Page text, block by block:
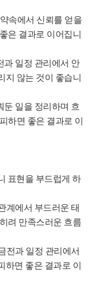
속에서 신뢰를 얻을
은 결과로 이어집니
과 일정 관리에서 안
지 않는 것이 좋습니
둔 일을 정리하며 흐
하면 좋은 결과로 이
표현을 부드럽게 하
계에서 부드러운 태
려 만족스러운 흐름
전과 일정 관리에서
하면 좋은 결과로 이